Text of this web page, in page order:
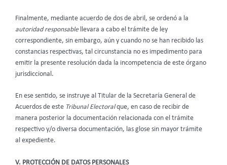
Finalmente, mediante acuerdo de dos de abril, se ordenó a la
autoridad responsable
llevara a cabo el trámite de ley
correspondiente, sin embargo, aún y cuando no se han recibido las
constancias respectivas, tal circunstancia no es impedimento para
emitir la presente resolución dada la incompetencia de este órgano
jurisdiccional.
En ese sentido, se instruye al Titular de la Secretaría General de
Acuerdos de este Tribunal Electoralque, en caso de recibir de
manera posterior la documentación relacionada con el trámite
respectivo y/o diversa documentación, las glose sin mayor trámite
al expediente.
V. PROTECCIÓN DE DATOS PERSONALES